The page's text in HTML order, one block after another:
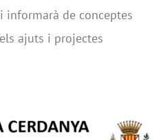
informarà de conceptes
ajuts i projectes